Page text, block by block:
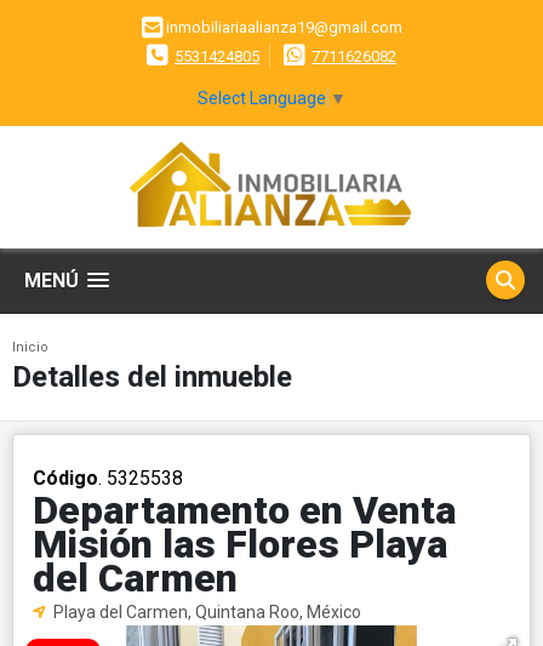
inmobiliariaalianza19@gmail.com
5531424805
7711626082
Select Language ▼
MENÚ
Inicio
Detalles del inmueble
Código. 5325538
Departamento en Venta
Misión las Flores Playa
del Carmen
Playa del Carmen, Quintana Roo, México